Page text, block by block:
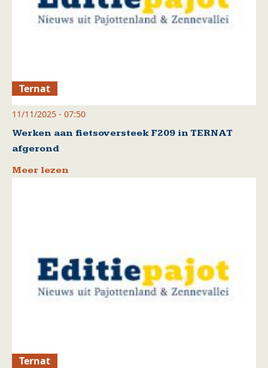
Ternat
11/11/2025 - 07:50
Werken aan fietsoversteek F209 in TERNAT
afgerond
Meer lezen
Ternat